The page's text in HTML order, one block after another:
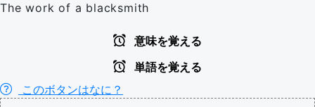
The work of a blacksmith
意味を覚える
単語を覚える
このボタンはなに？